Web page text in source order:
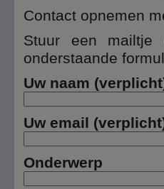
Contact opnemen
Stuur een mailtje
onderstaande
Uw naam
Uw email
Onderwerp